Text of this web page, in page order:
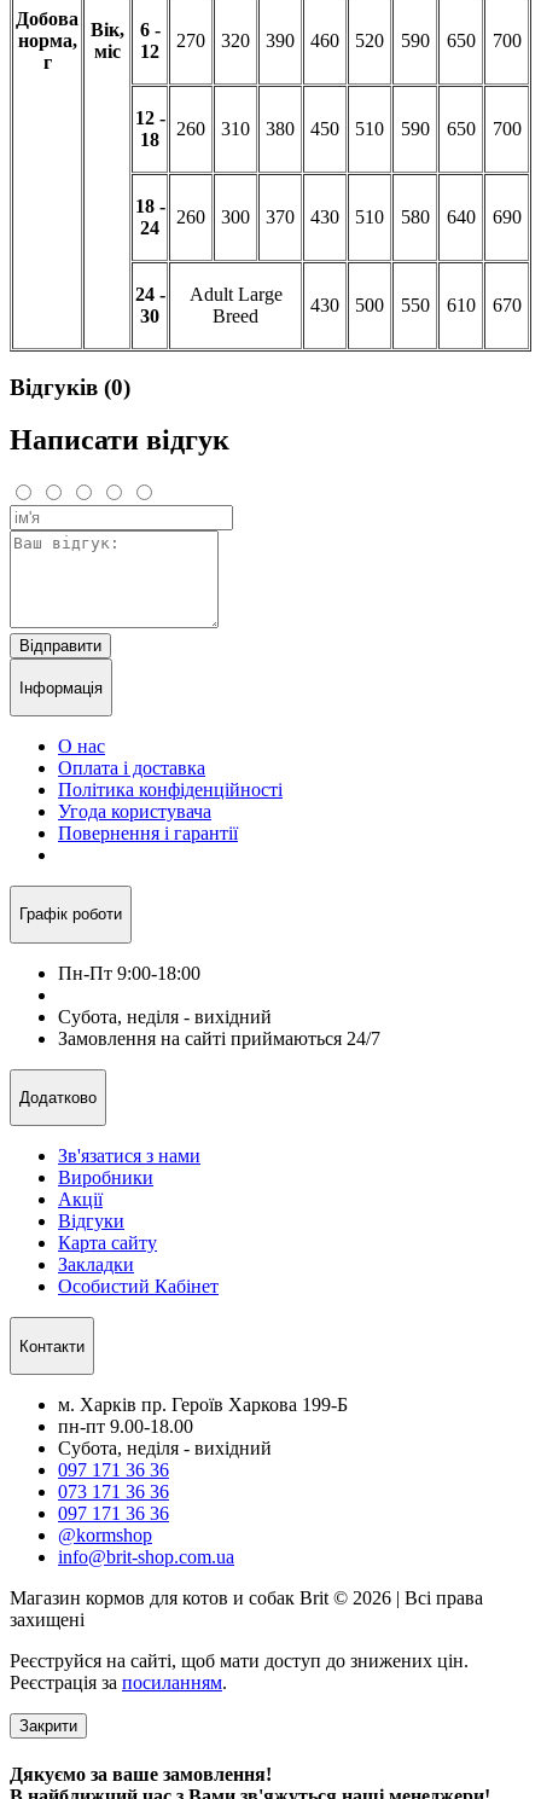
Добова
норма,
г
Вік,
міс
6 -
12
270 320 390 460 520 590 650 700
12 -
18
260 310 380 450 510 590 650 700
18 -
24
260 300 370 430 510 580 640 690
24 -
30
Adult Large
Breed
430 500 550 610 670
Відгуків (0)
Написати відгук
Відправити
Інформація
О нас
Оплата і доставка
Політика конфіденційності
Угода користувача
Повернення і гарантії
Графік роботи
Пн-Пт 9:00-18:00
Субота, неділя - вихідний
Замовлення на сайті приймаються 24/7
Додатково
Зв'язатися з нами
Виробники
Акції
Відгуки
Карта сайту
Закладки
Особистий Кабінет
Контакти
м. Харків пр. Героїв Харкова 199-Б
пн-пт 9.00-18.00
Субота, неділя - вихідний
097 171 36 36
073 171 36 36
097 171 36 36
@kormshop
info@brit-shop.com.ua
Магазин кормов для котов и собак Brit © 2026 | Всі права
захищені
Реєструйся на сайті, щоб мати доступ до знижених цін.
Реєстрація за посиланням.
Закрити
Дякуємо за ваше замовлення!